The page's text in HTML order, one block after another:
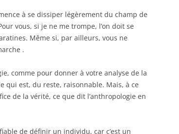
à se dissiper légèrement du champ de
vous, si je ne me trompe, l’on doit se
Même si, par ailleurs, vous ne
.
comme pour donner à votre analyse de la
qui est, du reste, raisonnable. Mais, à ce
de la vérité, ce que dit l’anthropologie en
de définir un individu, car c’est un